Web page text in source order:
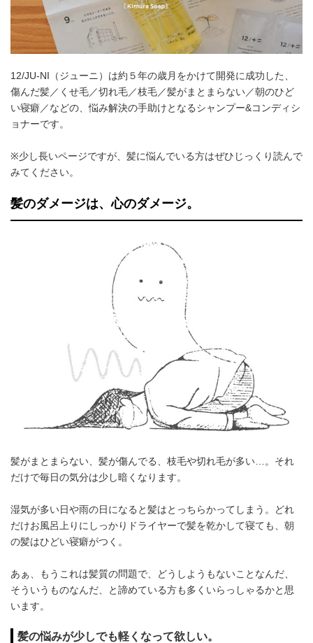
12/JU-NI（ジューニ）は約５年の歳月をかけて開発に成功した、
傷んだ髪／くせ毛／切れ毛／枝毛／髪がまとまらない／朝のひど
い寝癖／などの、悩み解決の手助けとなるシャンプー&コンディシ
ョナーです。
※少し長いページですが、髪に悩んでいる方はぜひじっくり読んで
みてください。
髪のダメージは、心のダメージ。
髪がまとまらない、髪が傷んでる、枝毛や切れ毛が多い…。それ
だけで毎日の気分は少し暗くなります。
湿気が多い日や雨の日になると髪はとっちらかってしまう。どれ
だけお風呂上りにしっかりドライヤーで髪を乾かして寝ても、朝
の髪はひどい寝癖がつく。
あぁ、もうこれは髪質の問題で、どうしようもないことなんだ、
そういうものなんだ、と諦めている方も多くいらっしゃるかと思
います。
髪の悩みが少しでも軽くなって欲しい。